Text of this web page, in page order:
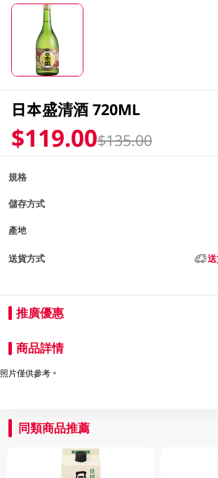
日本盛清酒 720ML
$119.00$135.00
規格
儲存方式
產地
送貨方式
推廣優惠
商品詳情
照片僅供參考。
同類商品推薦